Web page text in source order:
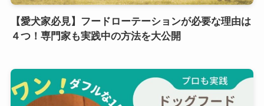
【愛犬家必見】フードローテーションが必要な理由は
４つ！専門家も実践中の方法を大公開